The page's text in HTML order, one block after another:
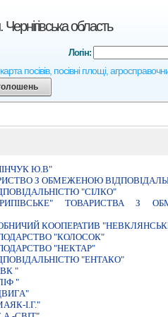
область
посівів, посівні площі,
Логін:
Ю.В"
З ОБМЕЖЕНОЮ
"СІЛКО"
ТОВАРИСТВА З
КООПЕРАТИВ
"КОЛОСОК"
"НЕКТАР"
"ЕНТАКО"
"
"
I.Г."